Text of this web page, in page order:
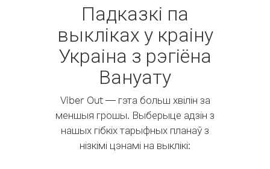
Падказкі па
выкліках у краіну
Украіна з рэгіёна
Вануату
Viber Out — гэта больш хвілін за
меншыя грошы. Выберыце адзін з
нашых гібкіх тарыфных планаў з
нізкімі цэнамі на выклікі: